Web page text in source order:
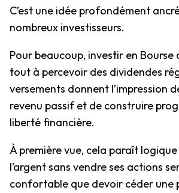
C’est une idée profondément
nombreux investisseurs.
Pour beaucoup, investir en
tout à percevoir des dividendes
versements donnent l’impression
revenu passif et de construire
liberté financière.
À première vue, cela paraît
l’argent sans vendre ses actions
confortable que devoir céder une